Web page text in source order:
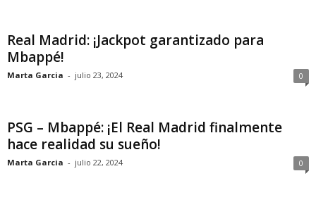
Real Madrid: ¡Jackpot garantizado para
Mbappé!
Marta Garcia - julio 23, 2024 0
PSG – Mbappé: ¡El Real Madrid finalmente
hace realidad su sueño!
Marta Garcia - julio 22, 2024 0